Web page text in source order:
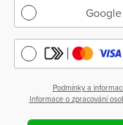
Podmínky a
Informace o zpracování